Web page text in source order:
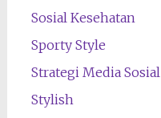
Sosial Kesehatan
Sporty Style
Strategi Media Sosial
Stylish